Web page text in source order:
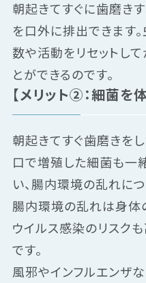
朝起きてすぐに歯磨き
を口外に排出できます
数や活動をリセットし
とができるのです。
【メリット②：細菌を
朝起きてすぐ歯磨きを
口で増殖した細菌も一
い、腸内環境の乱れに
腸内環境の乱れは身体
ウイルス感染のリスク
です。
風邪やインフルエンザ